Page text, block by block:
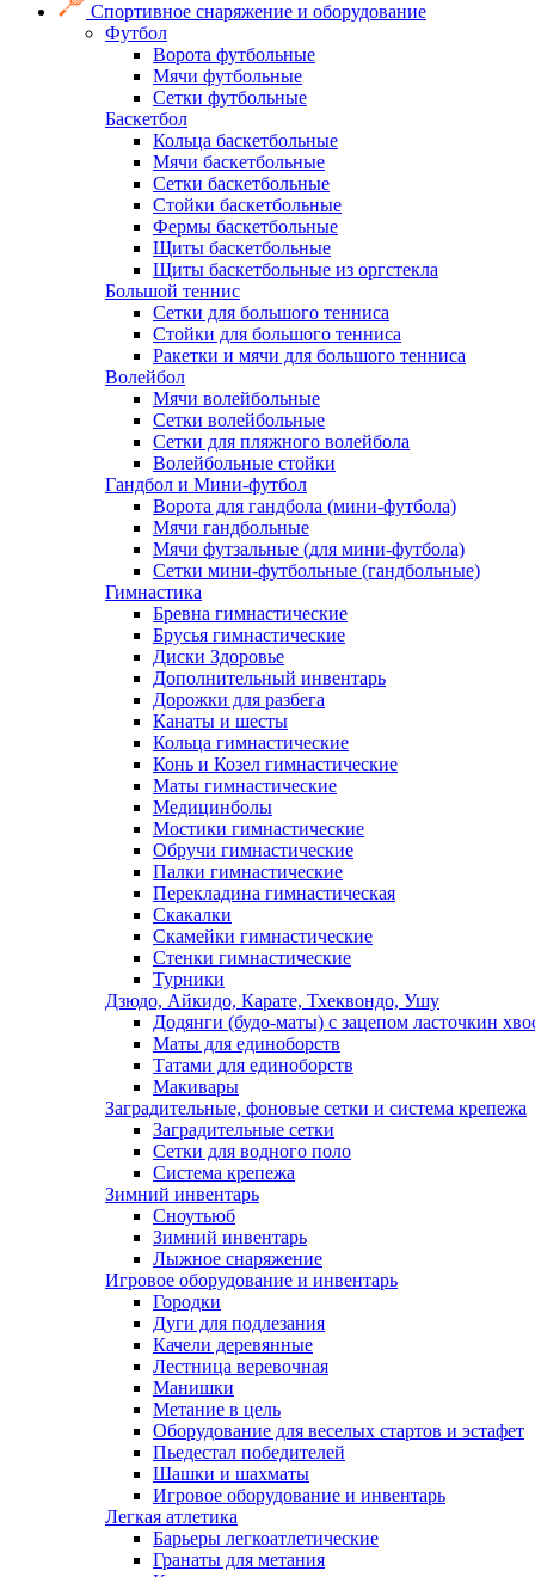
Спортивное снаряжение и оборудование
Футбол
Ворота футбольные
Мячи футбольные
Сетки футбольные
Баскетбол
Кольца баскетбольные
Мячи баскетбольные
Сетки баскетбольные
Стойки баскетбольные
Фермы баскетбольные
Щиты баскетбольные
Щиты баскетбольные из оргстекла
Большой теннис
Сетки для большого тенниса
Стойки для большого тенниса
Ракетки и мячи для большого тенниса
Волейбол
Мячи волейбольные
Сетки волейбольные
Сетки для пляжного волейбола
Волейбольные стойки
Гандбол и Мини-футбол
Ворота для гандбола (мини-футбола)
Мячи гандбольные
Мячи футзальные (для мини-футбола)
Сетки мини-футбольные (гандбольные)
Гимнастика
Бревна гимнастические
Брусья гимнастические
Диски Здоровье
Дополнительный инвентарь
Дорожки для разбега
Канаты и шесты
Кольца гимнастические
Конь и Козел гимнастические
Маты гимнастические
Медицинболы
Мостики гимнастические
Обручи гимнастические
Палки гимнастические
Перекладина гимнастическая
Скакалки
Скамейки гимнастические
Стенки гимнастические
Турники
Дзюдо, Айкидо, Карате, Тхеквондо, Ушу
Додянги (будо-маты) с зацепом ласточкин
Маты для единоборств
Татами для единоборств
Макивары
Заградительные, фоновые сетки и система крепежа
Заградительные сетки
Сетки для водного поло
Система крепежа
Зимний инвентарь
Сноутьюб
Зимний инвентарь
Лыжное снаряжение
Игровое оборудование и инвентарь
Городки
Дуги для подлезания
Качели деревянные
Лестница веревочная
Манишки
Метание в цель
Оборудование для веселых стартов и эстафет
Пьедестал победителей
Шашки и шахматы
Игровое оборудование и инвентарь
Легкая атлетика
Барьеры легкоатлетические
Гранаты для метания